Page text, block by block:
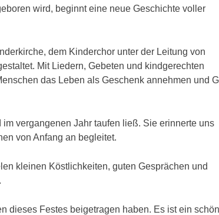
wird, beginnt eine neue Geschichte voller
dem Kinderchor unter der Leitung von
Mit Liedern, Gebeten und kindgerechten
das Leben als Geschenk annehmen und
vergangenen Jahr taufen ließ. Sie erinnerte uns
von Anfang an begleitet.
kleinen Köstlichkeiten, guten Gesprächen und
dieses Festes beigetragen haben. Es ist ein